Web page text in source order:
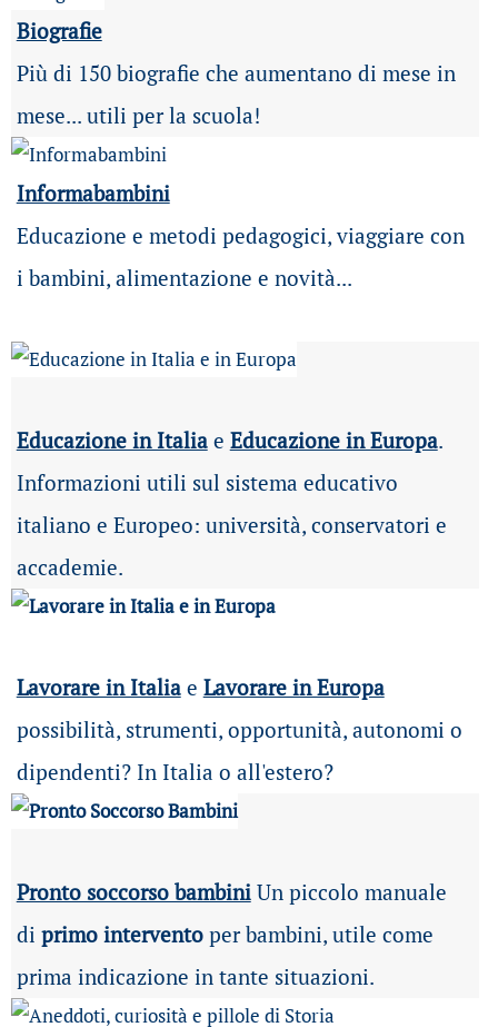
Biografie
Più di 150 biografie che aumentano di mese in
mese... utili per la scuola!
Informabambini
Educazione e metodi pedagogici, viaggiare con
i bambini, alimentazione e novità...
Educazione in Italiae Educazione in Europa.
Informazioni utili sul sistema educativo
italiano e Europeo: università, conservatori e
accademie.
Lavorare in Italia e Lavorare in Europa
possibilità, strumenti, opportunità, autonomi o
dipendenti? In Italia o all'estero?
Pronto soccorso bambiniUn piccolo manuale
di primo interventoper bambini, utile come
prima indicazione in tante situazioni.